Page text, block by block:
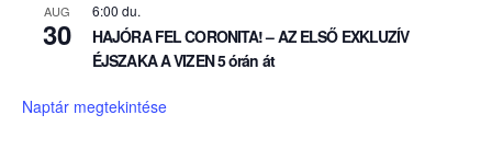
AUG
30
6:00 du.
HAJÓRA FEL CORONITA! – AZ ELSŐ EXKLUZÍV
ÉJSZAKA A VIZEN 5 órán át
Naptár megtekintése